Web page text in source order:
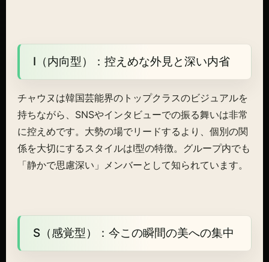
I（内向型）：控えめな外見と深い内省
チャウヌは韓国芸能界のトップクラスのビジュアルを
持ちながら、SNSやインタビューでの振る舞いは非常
に控えめです。大勢の場でリードするより、個別の関
係を大切にするスタイルはI型の特徴。グループ内でも
「静かで思慮深い」メンバーとして知られています。
S（感覚型）：今この瞬間の美への集中